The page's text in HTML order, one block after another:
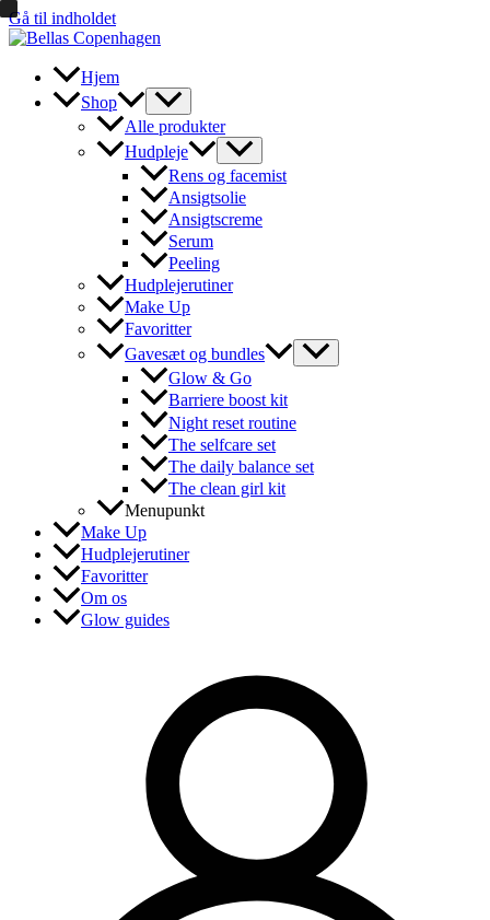
Gå til indholdet
Hjem
Shop
Alle produkter
Hudpleje
Rens og facemist
Ansigtsolie
Ansigtscreme
Serum
Peeling
Hudplejerutiner
Make Up
Favoritter
Gavesæt og bundles
Glow & Go
Barriere boost kit
Night reset routine
The selfcare set
The daily balance set
The clean girl kit
Menupunkt
Make Up
Hudplejerutiner
Favoritter
Om os
Glow guides